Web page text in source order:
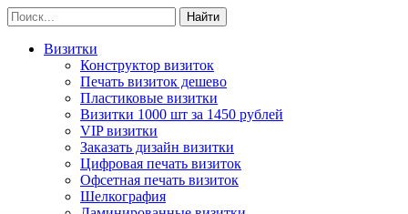
Визитки
Конструктор визиток
Печать визиток дешево
Пластиковые визитки
Визитки 1000 шт за 1450 рублей
VIP визитки
Заказать дизайн визитки
Цифровая печать визиток
Офсетная печать визиток
Шелкография